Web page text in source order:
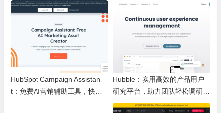
HubSpot Campaign Assistan
t：免费AI营销辅助工具，快速
Hubble：实用高效的产品用户
研究平台，助力团队轻松调研优
化产品